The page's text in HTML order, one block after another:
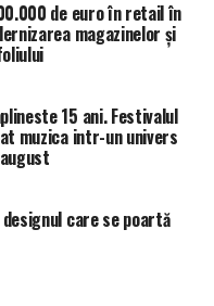
Traian Băsescu ştia
în jurul său pentru
la acesta.
cu secretara de la
în Buzău! Un elev pe
de joc incredibilă |
de euro în retail în
magazinelor și
15 ani. Festivalul
muzica intr-un univers
designul care se poartă